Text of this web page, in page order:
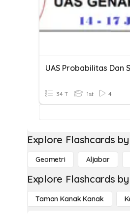
34 T 1st 4
Explore Flashcards
Geometri Aljabar
Explore Flashcards
Taman Kanak Kanak